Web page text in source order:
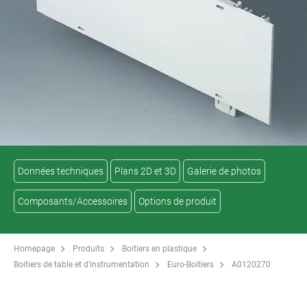
Données techniques Plans 2D et 3D Galerie de photos
Composants/Accessoires Options de produit
Homepage Produits
Boitiers en plastique
Boitiers de table et d'instrumentation
Euro-Boitiers A0120270